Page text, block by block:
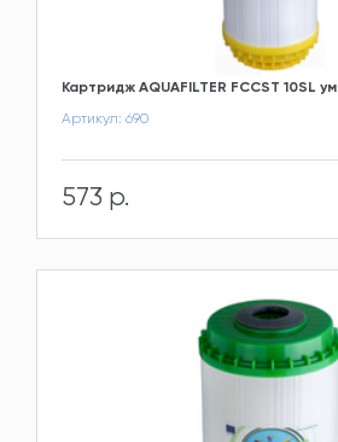
Картридж AQUAFILTER FCCST 10SL
Артикул: 690
573 р.